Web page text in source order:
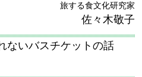
旅する食文化研究家
佐々木敬子
いバスチケットの話